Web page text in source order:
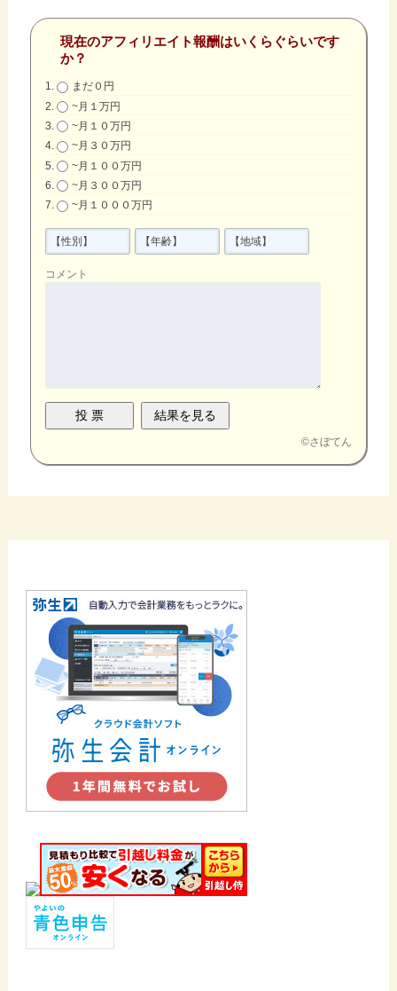
現在のアフィリエイト報酬はいくらぐらいです
か？
まだ０円
~月１万円
~月１０万円
~月３０万円
~月１００万円
~月３００万円
~月１０００万円
コメント
©さぼてん